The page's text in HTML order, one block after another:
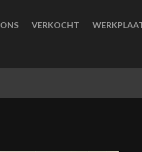
VERKOCHT